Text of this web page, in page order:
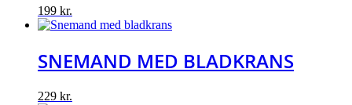
199 kr.
SNEMAND MED BLADKRANS
229 kr.